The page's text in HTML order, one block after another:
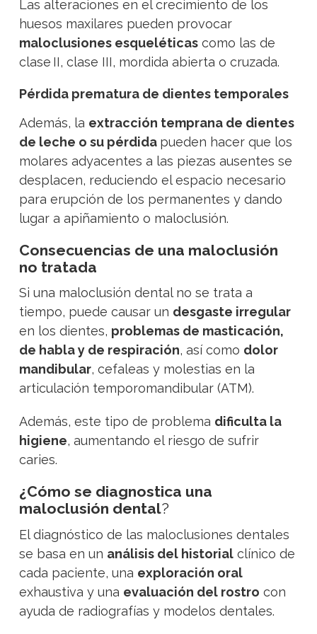
Las alteraciones en el crecimiento de los
huesos maxilares pueden provocar
maloclusiones esqueléticas como las de
clase II, clase III, mordida abierta o cruzada.
Pérdida prematura de dientes temporales
Además, la extracción temprana de dientes
de leche o su pérdida pueden hacer que los
molares adyacentes a las piezas ausentes se
desplacen, reduciendo el espacio necesario
para erupción de los permanentes y dando
lugar a apiñamiento o maloclusión.
Consecuencias de una maloclusión
no tratada
Si una maloclusión dental no se trata a
tiempo, puede causar un desgaste irregular
en los dientes, problemas de masticación,
de habla y de respiración, así como dolor
mandibular, cefaleas y molestias en la
articulación temporomandibular (ATM).
Además, este tipo de problema dificulta la
higiene, aumentando el riesgo de sufrir
caries.
¿Cómo se diagnostica una
maloclusión dental?
El diagnóstico de las maloclusiones dentales
se basa en un análisis del historial clínico de
cada paciente, una exploración oral
exhaustiva y una evaluación del rostro con
ayuda de radiografías y modelos dentales.